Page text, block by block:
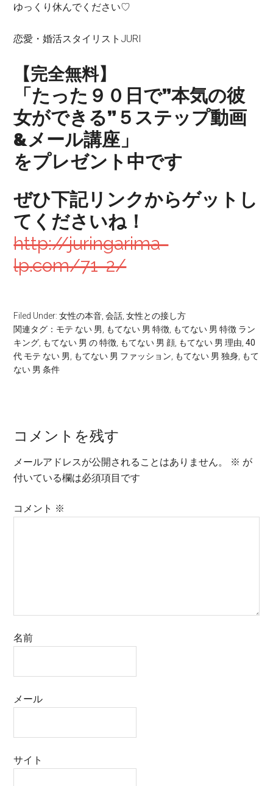
ゆっくり休んでください♡
恋愛・婚活スタイリストJURI
【完全無料】
「たった９０日で”本気の彼
女ができる” ５ステップ動画
&メール講座」
をプレゼント中です
ぜひ下記リンクからゲットし
てくださいね！
http://juringarima-
lp.com/71-2/
Filed Under:女性の本音 ,会話 ,女性との接し方
関連タグ： モテ ない 男 もてない 男 特徴 もてない 男 特徴 ラン
キング もてない 男 の 特徴 もてない 男 顔 もてない 男 理由 ,40
代 モテ ない 男
もてない 男 ファッション もてない 男 独身 もて
ない 男 条件
コメントを残す
メールアドレスが公開されることはありません。 ※ が
付いている欄は必須項目です
コメント ※
名前
メール
サイト